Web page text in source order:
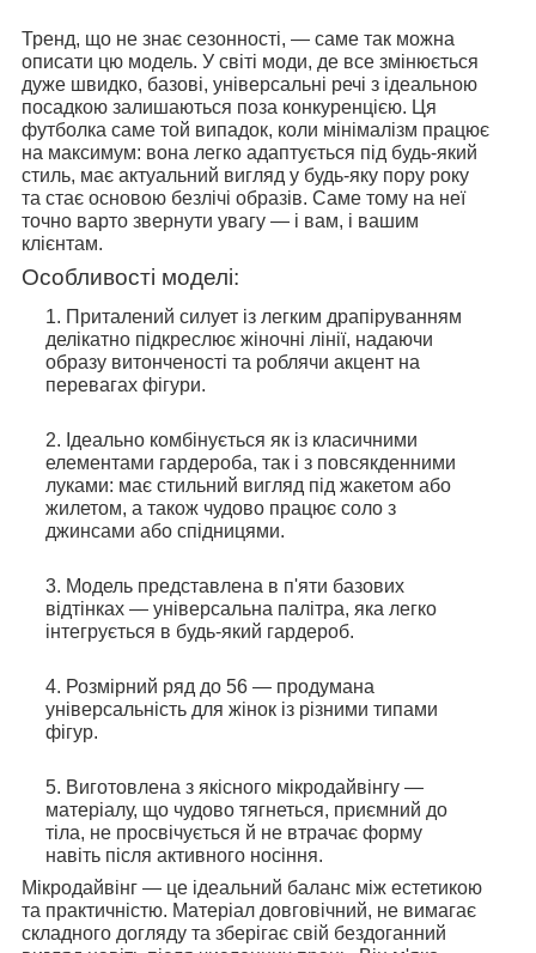
Тренд, що не знає сезонності, — саме так можна
описати цю модель. У світі моди, де все змінюється
дуже швидко, базові, універсальні речі з ідеальною
посадкою залишаються поза конкуренцією. Ця
футболка саме той випадок, коли мінімалізм працює
на максимум: вона легко адаптується під будь-який
стиль, має актуальний вигляд у будь-яку пору року
та стає основою безлічі образів. Саме тому на неї
точно варто звернути увагу — і вам, і вашим
клієнтам.
Особливості моделі:
Приталений силует із легким драпіруванням
делікатно підкреслює жіночні лінії, надаючи
образу витонченості та роблячи акцент на
перевагах фігури.
Ідеально комбінується як із класичними
елементами гардероба, так і з повсякденними
луками: має стильний вигляд під жакетом або
жилетом, а також чудово працює соло з
джинсами або спідницями.
Модель представлена в п'яти базових
відтінках — універсальна палітра, яка легко
інтегрується в будь-який гардероб.
Розмірний ряд до 56 — продумана
універсальність для жінок із різними типами
фігур.
Виготовлена з якісного мікродайвінгу —
матеріалу, що чудово тягнеться, приємний до
тіла, не просвічується й не втрачає форму
навіть після активного носіння.
Мікродайвінг — це ідеальний баланс між естетикою
та практичністю. Матеріал довговічний, не вимагає
складного догляду та зберігає свій бездоганний